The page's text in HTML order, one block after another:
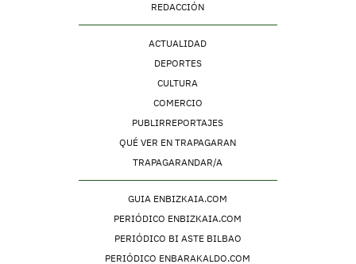
REDACCIÓN
ACTUALIDAD
DEPORTES
CULTURA
COMERCIO
PUBLIRREPORTAJES
QUÉ VER EN TRAPAGARAN
TRAPAGARANDAR/A
GUIA ENBIZKAIA.COM
PERIÓDICO ENBIZKAIA.COM
PERIÓDICO BI ASTE BILBAO
PERIÓDICO ENBARAKALDO.COM